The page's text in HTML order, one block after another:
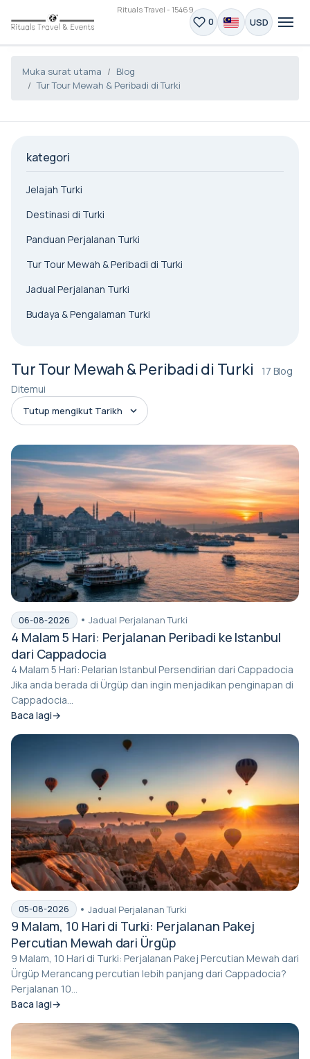
Rituals Travel - 15469
0 USD
Muka surat utama
Blog
Tur Tour Mewah & Peribadi di Turki
kategori
Jelajah Turki
Destinasi di Turki
Panduan Perjalanan Turki
Tur Tour Mewah & Peribadi di Turki
Jadual Perjalanan Turki
Budaya & Pengalaman Turki
Tur Tour Mewah & Peribadi di Turki
17 Blog
Ditemui
06-08-2026 Jadual Perjalanan Turki
4 Malam 5 Hari: Perjalanan Peribadi ke Istanbul
dari Cappadocia
4 Malam 5 Hari: Pelarian Istanbul Persendirian dari Cappadocia
Jika anda berada di Ürgüp dan ingin menjadikan penginapan di
Cappadocia...
Baca lagi
05-08-2026 Jadual Perjalanan Turki
9 Malam, 10 Hari di Turki: Perjalanan Pakej
Percutian Mewah dari Ürgüp
9 Malam, 10 Hari di Turki: Perjalanan Pakej Percutian Mewah dari
Ürgüp Merancang percutian lebih panjang dari Cappadocia?
Perjalanan 10...
Baca lagi